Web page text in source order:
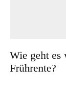
Wie geht es
Frührente?